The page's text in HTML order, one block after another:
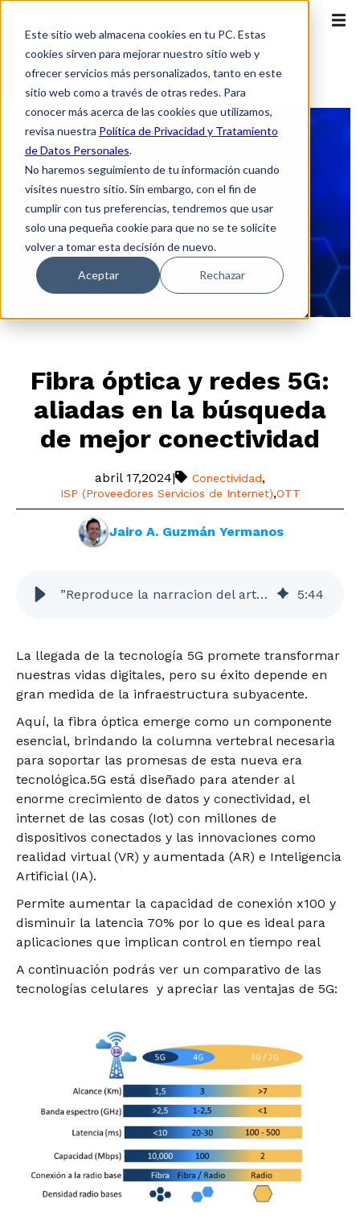
Este sitio web almacena cookies en tu PC. Estas
cookies sirven para mejorar nuestro sitio web y
ofrecer servicios más personalizados, tanto en este
sitio web como a través de otras redes. Para
conocer más acerca de las cookies que utilizamos,
revisa nuestra Política de Privacidad y Tratamiento
de Datos Personales.
No haremos seguimiento de tu información cuando
visites nuestro sitio. Sin embargo, con el fin de
cumplir con tus preferencias, tendremos que usar
solo una pequeña cookie para que no se te solicite
volver a tomar esta decisión de nuevo.
Aceptar Rechazar
Fibra óptica y redes 5G:
aliadas en la búsqueda
de mejor conectividad
abril 17,2024| Conectividad,
ISP (Proveedores Servicios de Internet),OTT
Jairo A. Guzmán Yermanos
”Reproduce la narracion del articulo” 5:44
La llegada de la tecnología 5G promete transformar
nuestras vidas digitales, pero su éxito depende en
gran medida de la infraestructura subyacente.
Aquí, la fibra óptica emerge como un componente
esencial, brindando la columna vertebral necesaria
para soportar las promesas de esta nueva era
tecnológica.5G está diseñado para atender al
enorme crecimiento de datos y conectividad, el
internet de las cosas (Iot) con millones de
dispositivos conectados y las innovaciones como
realidad virtual (VR) y aumentada (AR) e Inteligencia
Artificial (IA).
Permite aumentar la capacidad de conexión x100 y
disminuir la latencia 70% por lo que es ideal para
aplicaciones que implican control en tiempo real
A continuación podrás ver un comparativo de las
tecnologías celulares y apreciar las ventajas de 5G: